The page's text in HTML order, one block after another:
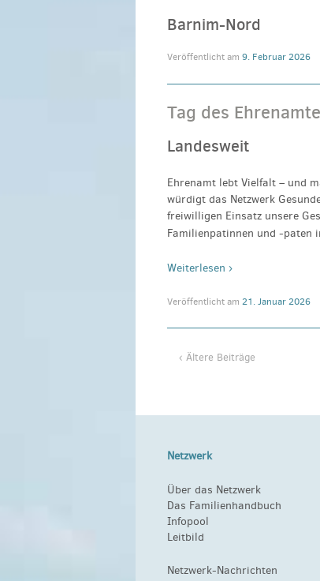
Barnim-Nord
Veröffentlicht am 9. Februar 2026
Tag des
Landesweit
Ehrenamt lebt Vielfalt – und
würdigt das Netzwerk
freiwilligen Einsatz unsere
Familienpatinnen und -paten
Weiterlesen ›
Veröffentlicht am 21. Januar 2026
‹ Ältere Beiträge
Netzwerk
Über das Netzwerk
Das Familienhandbuch
Infopool
Leitbild
Netzwerk-Nachrichten